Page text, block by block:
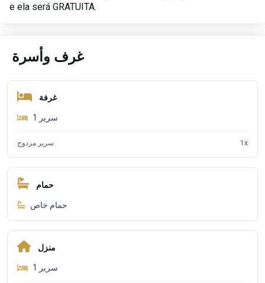
e ela será GRATUITA.
غرف وأسرة
غرفة
1 سرير
سرير مزدوج 1 x
حمام
حمام خاص
منزل
1 سرير